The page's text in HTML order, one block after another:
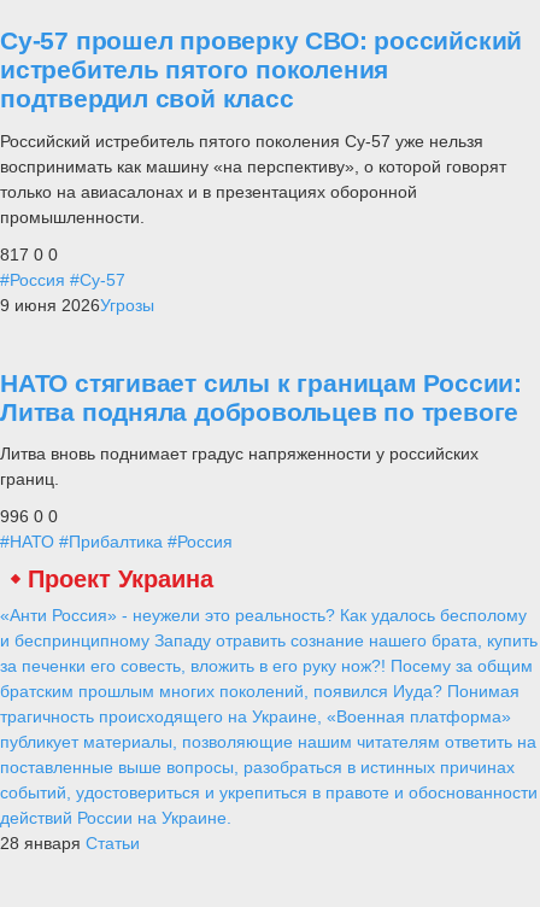
Су-57 прошел проверку СВО: российский
истребитель пятого поколения
подтвердил свой класс
Российский истребитель пятого поколения Су-57 уже нельзя
воспринимать как машину «на перспективу», о которой говорят
только на авиасалонах и в презентациях оборонной
промышленности.
817 0 0
#Россия #Су-57
9 июня 2026Угрозы
НАТО стягивает силы к границам России:
Литва подняла добровольцев по тревоге
Литва вновь поднимает градус напряженности у российских
границ.
996 0 0
#НАТО #Прибалтика #Россия
Проект Украина
«Анти Россия» - неужели это реальность? Как удалось бесполому
и беспринципному Западу отравить сознание нашего брата, купить
за печенки его совесть, вложить в его руку нож?! Посему за общим
братским прошлым многих поколений, появился Иуда? Понимая
трагичность происходящего на Украине, «Военная платформа»
публикует материалы, позволяющие нашим читателям ответить на
поставленные выше вопросы, разобраться в истинных причинах
событий, удостовериться и укрепиться в правоте и обоснованности
действий России на Украине.
28 января Статьи